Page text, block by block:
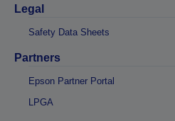
Legal
Safety Data Sheets
Partners
Epson Partner Portal
LPGA